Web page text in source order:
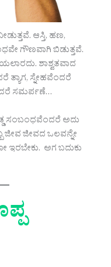
ಆಸ್ತಿ, ಹಣ,
ಗೌಣವಾಗಿ ಬಿಡುತ್ತವೆ.
ಶಾಶ್ವತವಾದ
ತ್ಯಾಗ, ಸ್ನೇಹವೆಂದರೆ
ಸಮರ್ಪಣೆ…
ಸಂಬಂಧವೆಂದರೆ ಅದು
ಜೀವ ಜೀವದ ಒಲವನ್ನೇ
ಅಗ ಬದುಕು